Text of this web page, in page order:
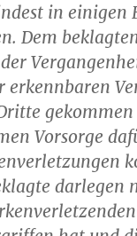
in einigen
Dem
Vorsorge
darlegen